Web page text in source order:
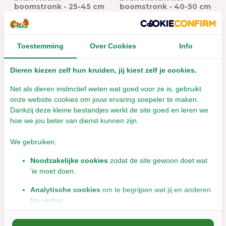
boomstronk - 25-45 cm
€7,95
Incl. btw
boomstronk - 40-50 cm
€14,95
Incl. btw
Eetbare boomstam -
Veggie Bites Trunk
Bites Cactus - 2 stuks
Toestemming Over Cookies Info
Dieren kiezen zelf hun kruiden, jij kiest zelf je cookies.
Net als dieren instinctief weten wat goed voor ze is, gebruikt
onze website cookies om jouw ervaring soepeler te maken.
Dankzij deze kleine bestandjes werkt de site goed en leren we
hoe we jou beter van dienst kunnen zijn.
We gebruiken:
Noodzakelijke cookies zodat de site gewoon doet wat
‘ie moet doen.
Analytische cookies om te begrijpen wat jij en anderen
fijn vinden.
Marketingcookiesom jou relevante informatie en